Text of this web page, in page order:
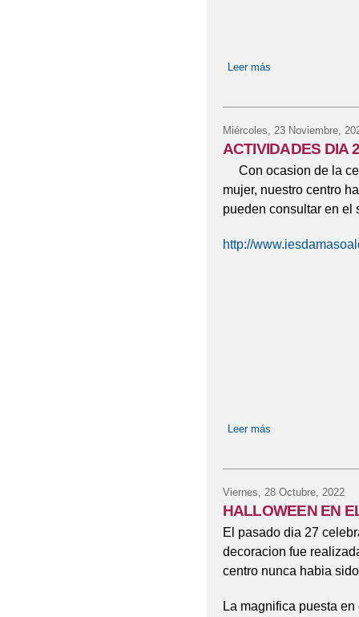
Leer más
Miércoles, 23 Noviembre,
ACTIVIDADES DIA
Con ocasion de la
mujer, nuestro centro
pueden consultar en el
http://
Leer más
Viernes, 28 Octubre, 2022
HALLOWEEN EN
El pasado dia 27
decoracion fue
centro nunca habia
La magnifica puesta